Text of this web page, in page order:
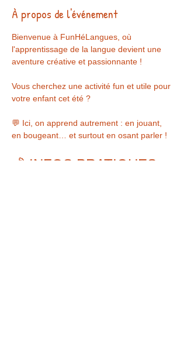
À propos de l'événement
Bienvenue à FunHéLangues, où
l'apprentissage de la langue devient une
aventure créative et passionnante !
Vous cherchez une activité fun et utile pour
votre enfant cet été ?
💬 Ici, on apprend autrement : en jouant,
en bougeant… et surtout en osant parler !
💰 INFOS PRATIQUES